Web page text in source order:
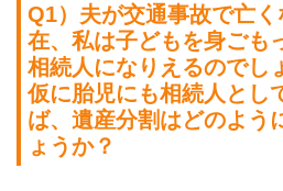
Q1）夫が交通事故で亡
在、私は子どもを身ごも
相続人になりえるのでし
仮に胎児にも相続人とし
ば、遺産分割はどのよう
ょうか？